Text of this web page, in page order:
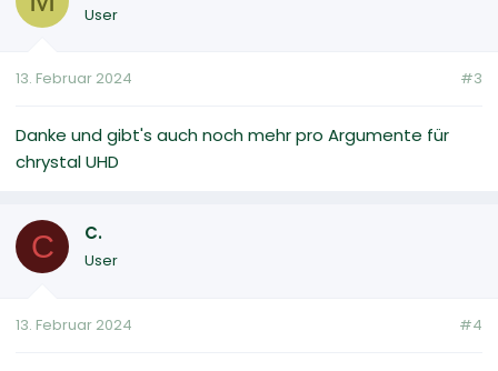
User
13. Februar 2024 #3
Danke und gibt's auch noch mehr pro Argumente für
chrystal UHD
C C.
User
13. Februar 2024 #4